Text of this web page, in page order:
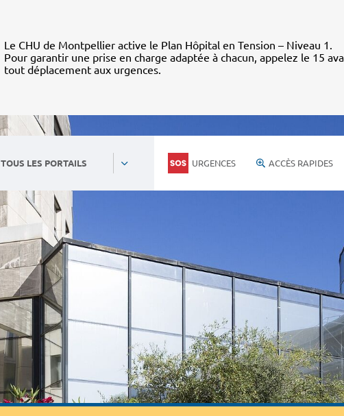
Le CHU de Montpellier active le Plan Hôpital en Tension – Niveau 1.
Pour garantir une prise en charge adaptée à chacun, appelez le 15
tout déplacement aux urgences.
TOUS LES PORTAILS URGENCES ACCÈS RAPIDES